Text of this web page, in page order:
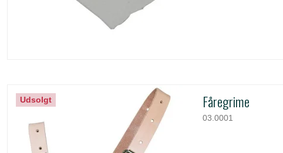
Udsolgt Fåregrime
03.0001